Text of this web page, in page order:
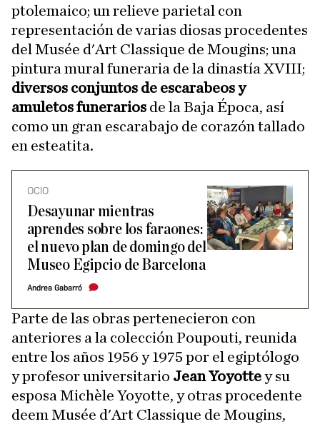
ptolemaico; un relieve parietal con
representación de varias diosas procedentes
del Musée d'Art Classique de Mougins; una
pintura mural funeraria de la dinastía XVIII;
diversos conjuntos de escarabeos y
amuletos funerarios de la Baja Época, así
como un gran escarabajo de corazón tallado
en esteatita.
OCIO
Desayunar mientras
aprendes sobre los faraones:
el nuevo plan de domingo del
Museo Egipcio de Barcelona
Andrea Gabarró
Parte de las obras pertenecieron con
anteriores a la colección Poupouti, reunida
entre los años 1956 y 1975 por el egiptólogo
y profesor universitario Jean Yoyottey su
esposa Michèle Yoyotte, y otras procedente
deem Musée d'Art Classique de Mougins,